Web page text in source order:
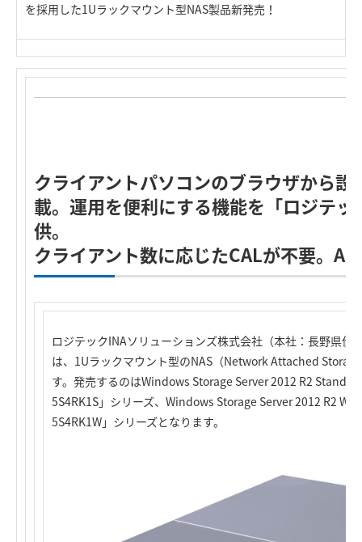
を採用した1Uラックマウント型NAS製品新発売！
クライアントパソコンのブラウザから
載。運用を便利にする機能を「ロジテ
供。
クライアント数に応じたCALが不要。
ロジテックINAソリューションズ株式会社（本社：長野県伊
は、1Uラックマウント型のNAS（Network Attached
す。発売するのはWindows Storage Server 2012 R2
5S4RK1S」シリーズ、Windows Storage Server 2012 R2
5S4RK1W」シリーズとなります。